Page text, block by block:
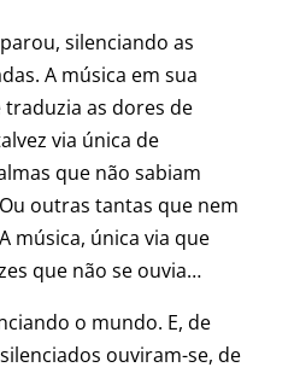
silenciando as
A música em sua
as dores de
via única de
que não sabiam
outras tantas que nem
música, única via que
que não se ouvia…
o mundo. E, de
ouviram-se, de